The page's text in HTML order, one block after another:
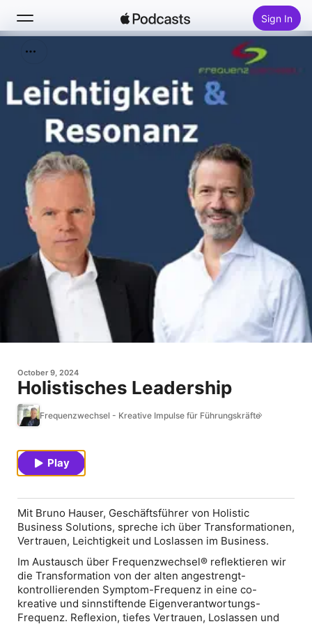
Sign In
Home
New
Top Charts
October 9, 2024
Holistisches Leadership
Frequenzwechsel - Kreative Impulse für Führungskräfte
Play
Mit Bruno Hauser, Geschäftsführer von Holistic
Business Solutions, spreche ich über Transformationen,
Vertrauen, Leichtigkeit und Loslassen im Business.
Im Austausch über Frequenzwechsel® reflektieren wir
die Transformation von der alten angestrengt-
kontrollierenden Symptom-Frequenz in eine co-
kreative und sinnstiftende Eigenverantwortungs-
Frequenz. Reflexion, tiefes Vertrauen, Loslassen und